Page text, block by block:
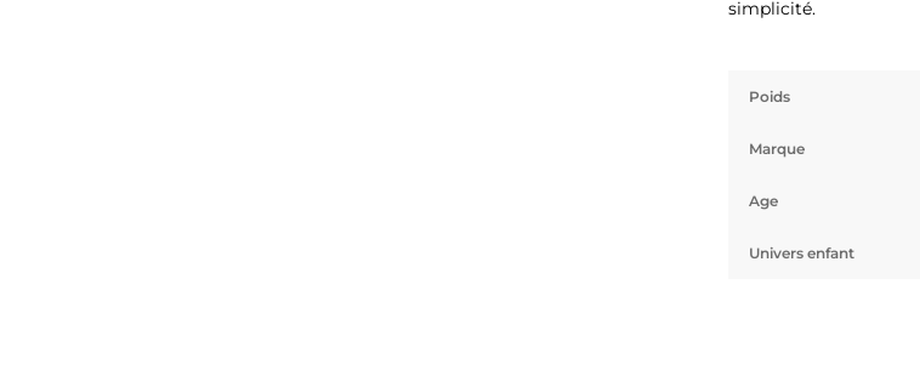
simplicité.
Poids
Marque
Age
Univers enfant